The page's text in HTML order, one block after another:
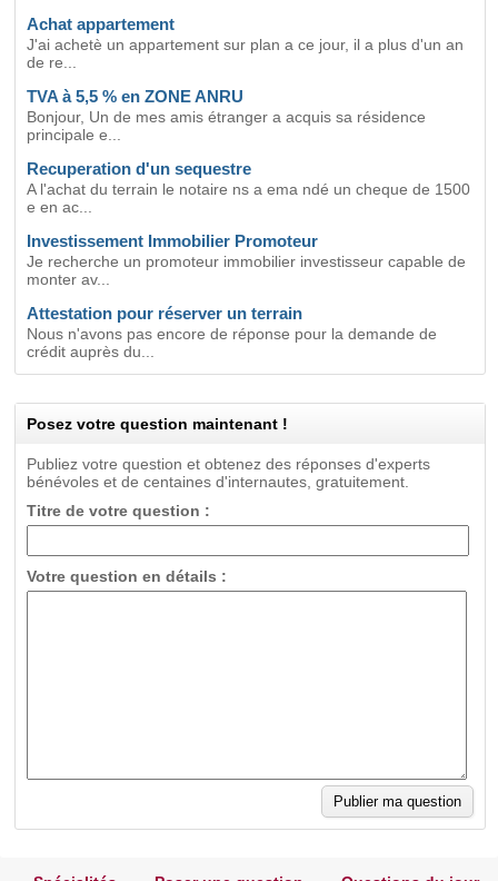
Achat appartement
J'ai achetè un appartement sur plan a ce jour, il a plus d'un an
de re...
TVA à 5,5 % en ZONE ANRU
Bonjour, Un de mes amis étranger a acquis sa résidence
principale e...
Recuperation d'un sequestre
A l'achat du terrain le notaire ns a ema ndé un cheque de 1500
e en ac...
Investissement Immobilier Promoteur
Je recherche un promoteur immobilier investisseur capable de
monter av...
Attestation pour réserver un terrain
Nous n'avons pas encore de réponse pour la demande de
crédit auprès du...
Posez votre question maintenant !
Publiez votre question et obtenez des réponses d'experts
bénévoles et de centaines d'internautes, gratuitement.
Titre de votre question :
Votre question en détails :